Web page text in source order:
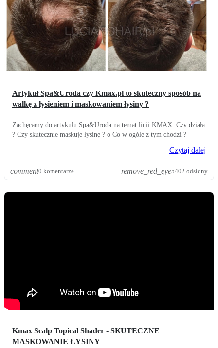
Artykuł Spa&Uroda czy Kmax.pl to skuteczny sposób na
walkę z łysieniem i maskowaniem łysiny ?
Zachęcamy do artykułu Spa&Uroda na temat linii KMAX. Czy działa
? Czy skutecznie maskuje łysinę ? o Co w ogóle z tym chodzi ?
Czytaj dalej
comment0 komentarze remove_red_eye5402 odsłony
Kmax Scalp Topical Shader - SKUTECZNE
MASKOWANIE ŁYSINY